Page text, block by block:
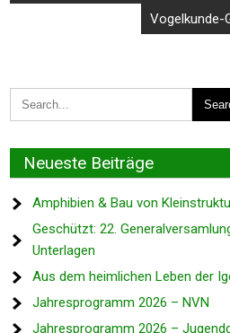
Vogelkunde-
Neueste Beiträge
Amphibien & Bau von
Geschützt: 22.
Unterlagen
Aus dem heimlichen Leben der
Jahresprogramm 2026 – NVN
Jahresprogramm 2026 –